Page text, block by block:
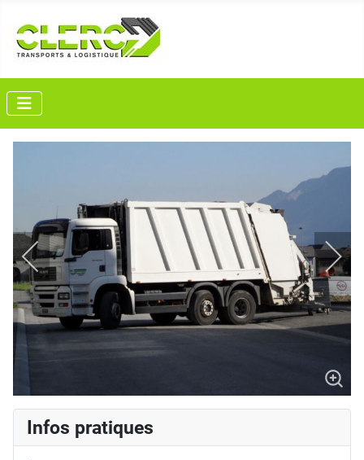
Infos pratiques